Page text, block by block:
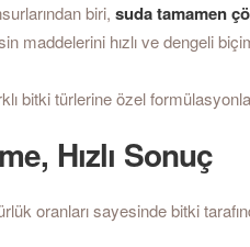
biri, suda tamamen
maddelerini hızlı ve dengeli
bitki türlerine özel
Hızlı Sonuç
oranları sayesinde bitki